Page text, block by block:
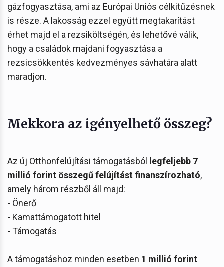
gázfogyasztása, ami az Európai Uniós célkitűzésnek
is része. A lakosság ezzel együtt megtakarítást
érhet majd el a rezsiköltségén, és lehetővé válik,
hogy a családok majdani fogyasztása a
rezsicsökkentés kedvezményes sávhatára alatt
maradjon.
Mekkora az igényelhető összeg?
Az új Otthonfelújítási támogatásból legfeljebb 7
millió forint összegű felújítást finanszírozható,
amely három részből áll majd:
- Önerő
- Kamattámogatott hitel
- Támogatás
A támogatáshoz minden esetben 1 millió forint